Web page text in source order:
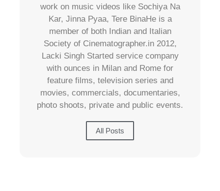
work on music videos like Sochiya Na
Kar, Jinna Pyaa, Tere BinaHe is a
member of both Indian and Italian
Society of Cinematographer.in 2012,
Lacki Singh Started service company
with ounces in Milan and Rome for
feature films, television series and
movies, commercials, documentaries,
photo shoots, private and public events.
All Posts